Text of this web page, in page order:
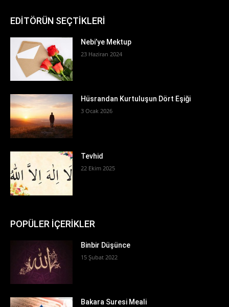
EDİTÖRÜN SEÇTİKLERİ
Nebi’ye Mektup
23 Haziran 2024
Hüsrandan Kurtuluşun Dört Eşiği
3 Ocak 2026
Tevhid
22 Ekim 2025
POPÜLER İÇERİKLER
Binbir Düşünce
15 Şubat 2022
Bakara Suresi Meali